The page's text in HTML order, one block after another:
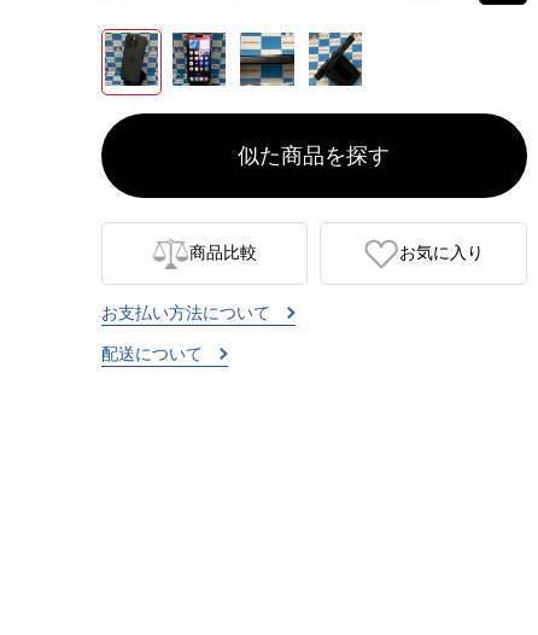
似た商品を探す
商品比較 お気に入り
お支払い方法について
配送について